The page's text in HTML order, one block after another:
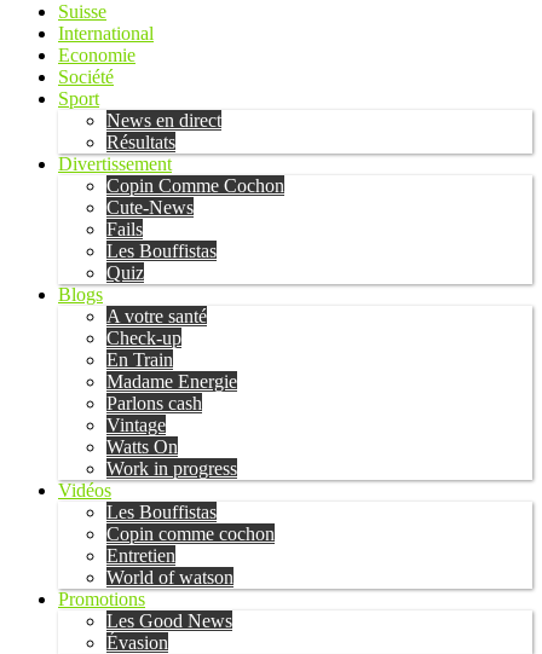
Suisse
International
Economie
Société
Sport
News en direct
Résultats
Divertissement
Copin Comme Cochon
Cute-News
Fails
Les Bouffistas
Quiz
Blogs
A votre santé
Check-up
En Train
Madame Energie
Parlons cash
Vintage
Watts On
Work in progress
Vidéos
Les Bouffistas
Copin comme cochon
Entretien
World of watson
Promotions
Les Good News
Évasion